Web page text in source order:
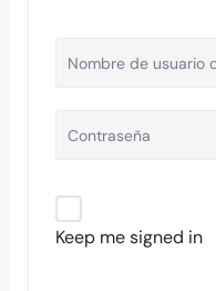
Keep me signed in